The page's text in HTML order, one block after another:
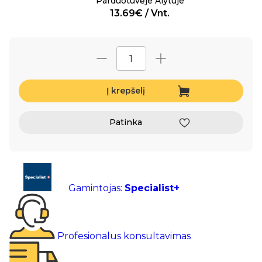
13.69€ / Vnt.
Į krepšelį
Patinka
Gamintojas: Specialist+
Profesionalus konsultavimas